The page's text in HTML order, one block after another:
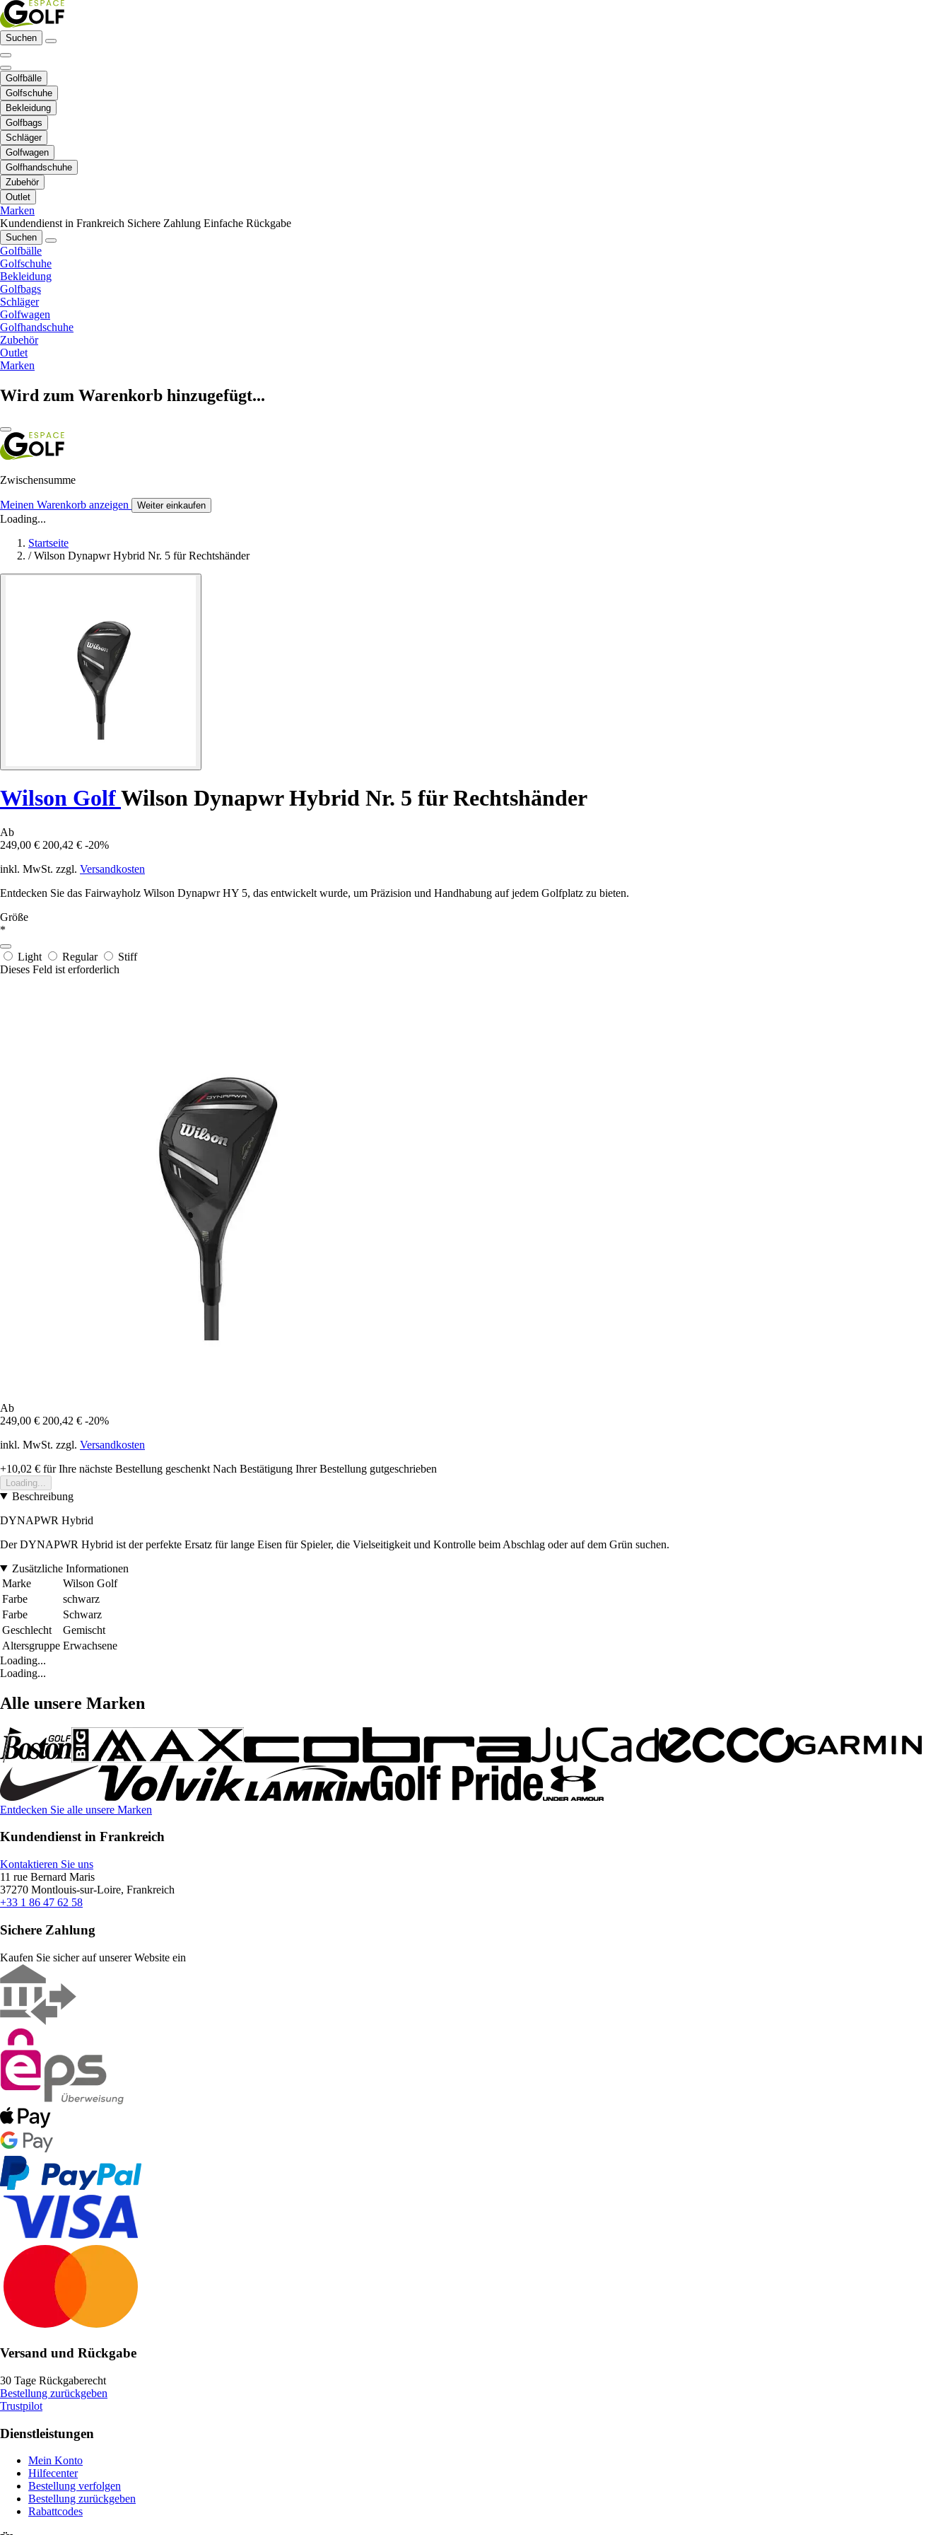
Suchen
Golfbälle
Golfschuhe
Bekleidung
Golfbags
Schläger
Golfwagen
Golfhandschuhe
Zubehör
Outlet
Marken
Kundendienst in Frankreich Sichere Zahlung Einfache Rückgabe
Suchen
Golfbälle
Golfschuhe
Bekleidung
Golfbags
Schläger
Golfwagen
Golfhandschuhe
Zubehör
Outlet
Marken
Wird zum Warenkorb hinzugefügt...
Zwischensumme
Meinen Warenkorb anzeigen Weiter einkaufen
Loading...
Startseite
/ Wilson Dynapwr Hybrid Nr. 5 für Rechtshänder
Wilson GolfWilson Dynapwr Hybrid Nr. 5 für Rechtshänder
Ab
249,00 € 200,42 € -20%
inkl. MwSt. zzgl. Versandkosten
Entdecken Sie das Fairwayholz Wilson Dynapwr HY 5, das entwickelt wurde, um Präzision und Handhabung auf jedem Golfplatz zu bieten.
Größe
*
Light Regular
Stiff
Dieses Feld ist erforderlich
Ab
249,00 € 200,42 € -20%
inkl. MwSt. zzgl. Versandkosten
+10,02 € für Ihre nächste Bestellung geschenkt Nach Bestätigung Ihrer Bestellung gutgeschrieben
Loading...
Beschreibung
DYNAPWR Hybrid
Der DYNAPWR Hybrid ist der perfekte Ersatz für lange Eisen für Spieler, die Vielseitigkeit und Kontrolle beim Abschlag oder auf dem Grün suchen.
Zusätzliche Informationen
Marke
Wilson Golf
Farbe
schwarz
Farbe
Schwarz
Geschlecht
Gemischt
Altersgruppe Erwachsene
Loading...
Loading...
Alle unsere Marken
Entdecken Sie alle unsere Marken
Kundendienst in Frankreich
Kontaktieren Sie uns
11 rue Bernard Maris
37270 Montlouis-sur-Loire, Frankreich
+33 1 86 47 62 58
Sichere Zahlung
Kaufen Sie sicher auf unserer Website ein
Versand und Rückgabe
30 Tage Rückgaberecht
Bestellung zurückgeben
Trustpilot
Dienstleistungen
Mein Konto
Hilfecenter
Bestellung verfolgen
Bestellung zurückgeben
Rabattcodes